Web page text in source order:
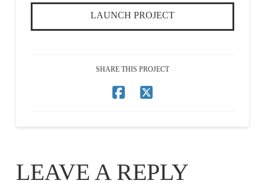
LAUNCH PROJECT
SHARE THIS PROJECT
LEAVE A REPLY